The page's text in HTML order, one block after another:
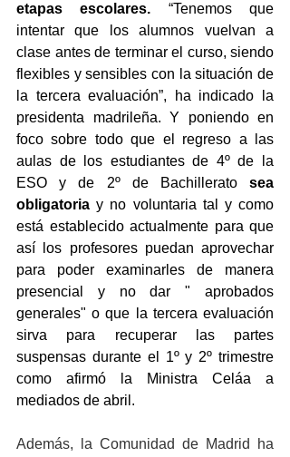
etapas escolares. “Tenemos que
intentar que los alumnos vuelvan a
clase antes de terminar el curso, siendo
flexibles y sensibles con la situación de
la tercera evaluación”, ha indicado la
presidenta madrileña. Y poniendo en
foco sobre todo que el regreso a las
aulas de los estudiantes de 4º de la
ESO y de 2º de Bachillerato sea
obligatoria y no voluntaria tal y como
está establecido actualmente para que
así los profesores puedan aprovechar
para poder examinarles de manera
presencial y no dar " aprobados
generales" o que la tercera evaluación
sirva para recuperar las partes
suspensas durante el 1º y 2º trimestre
como afirmó la Ministra Celáa a
mediados de abril.
Además, la Comunidad de Madrid ha